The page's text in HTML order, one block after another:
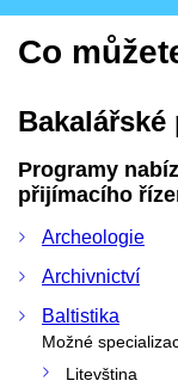
Co
Programy
přijímacího
Archeologie
Archivnictví
Baltistika
Možné
Litevština